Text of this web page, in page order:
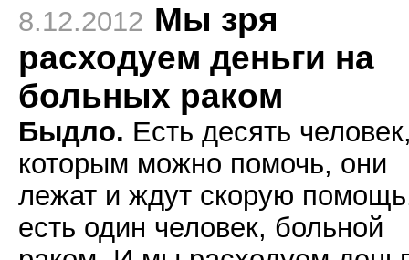
8.12.2012 Мы зря
расходуем деньги на
больных раком
Быдло. Есть десять
которым можно помочь, они
лежат и ждут скорую
есть один человек, больной